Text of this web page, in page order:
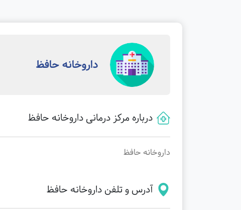
داروخانه حافظ
درباره مرکز درمانی داروخانه حافظ
داروخانه حافظ
آدرس و تلفن داروخانه حافظ